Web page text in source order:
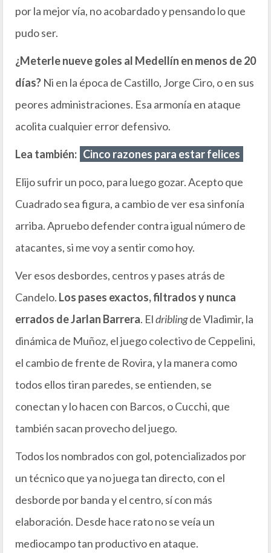
por la mejor vía, no acobardado y pensando lo que
pudo ser.
¿Meterle nueve goles al Medellín en menos de 20
días? Ni en la época de Castillo, Jorge Ciro, o en sus
peores administraciones. Esa armonía en ataque
acolita cualquier error defensivo.
Lea también: Cinco razones para estar felices
Elijo sufrir un poco, para luego gozar. Acepto que
Cuadrado sea figura, a cambio de ver esa sinfonía
arriba. Apruebo defender contra igual número de
atacantes, si me voy a sentir como hoy.
Ver esos desbordes, centros y pases atrás de
Candelo. Los pases exactos, filtrados y nunca
errados de Jarlan Barrera. Eldriblingde Vladimir, la
dinámica de Muñoz, el juego colectivo de Ceppelini,
el cambio de frente de Rovira, y la manera como
todos ellos tiran paredes, se entienden, se
conectan y lo hacen con Barcos, o Cucchi, que
también sacan provecho del juego.
Todos los nombrados con gol, potencializados por
un técnico que ya no juega tan directo, con el
desborde por banda y el centro, sí con más
elaboración. Desde hace rato no se veía un
mediocampo tan productivo en ataque.